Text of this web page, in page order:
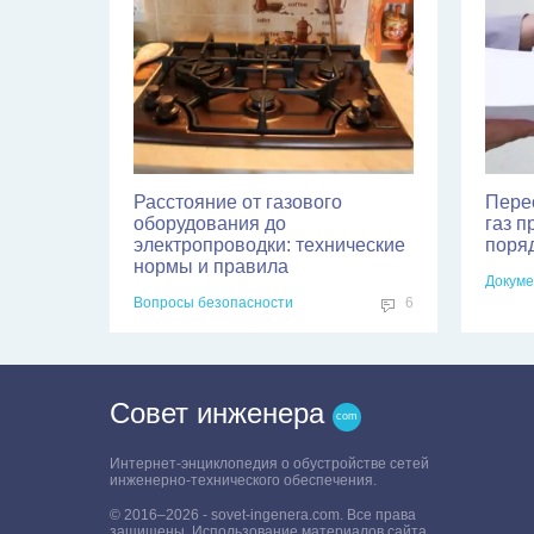
Расстояние от газового
оборудования до
электропроводки: технические
нормы и правила
Вопросы безопасности 6
газ
Совет инженера
Интернет-энциклопедия о обустройстве сетей
инженерно-технического обеспечения.
© 2016–2026 - sovet-ingenera.com. Все права